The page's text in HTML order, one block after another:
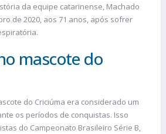
da equipe catarinense, Machado
de 2020, aos 71 anos, após sofrer
mascote do
do Criciúma era considerado um
os períodos de conquistas. Isso
do Campeonato Brasileiro Série B,